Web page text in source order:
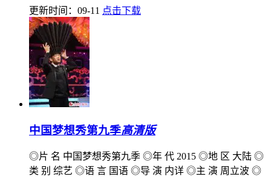
更新时间：09-11 点击下载
中国梦想秀第九季高清版
◎片 名 中国梦想秀第九季 ◎年 代 2015 ◎地 区 大陆 ◎
类 别 综艺 ◎语 言 国语 ◎导 演 内详 ◎主 演 周立波 ◎